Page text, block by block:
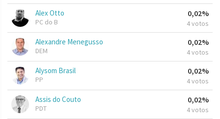
Alex Otto
PC do B
0,02%
4 votos
Alexandre Menegusso
DEM
0,02%
4 votos
Alysom Brasil
PP
0,02%
4 votos
Assis do Couto
PDT
0,02%
4 votos